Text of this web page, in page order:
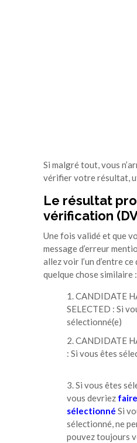
Si malgré tout, vous
vérifier votre résultat,
Le résultat
vérification
Une fois validé et que
message d’erreur
allez voir l’un d’entre
quelque chose similaire :
CANDIDATE
SELECTED : Si
sélectionné(e)
CANDIDATE
: Si vous êtes
Si vous êtes
vous devriez
sélectionné Si
sélectionné, ne
pouvez toujours